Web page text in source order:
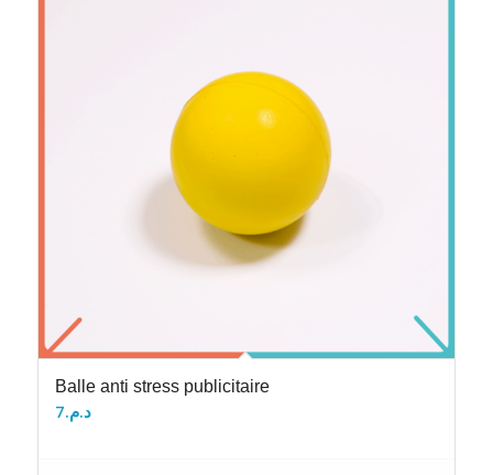
Balle anti stress publicitaire
د.م.7